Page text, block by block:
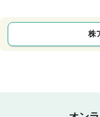
株